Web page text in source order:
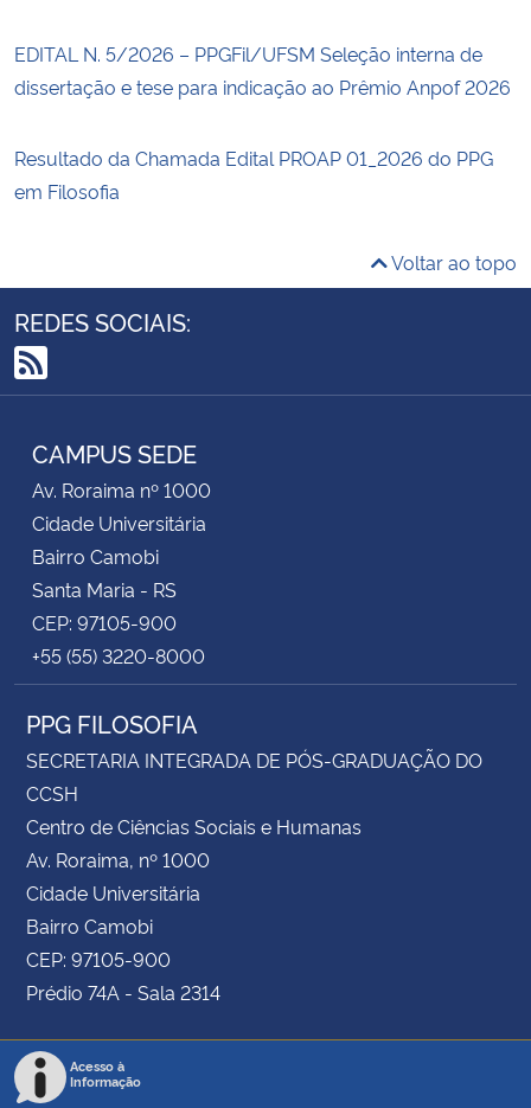
EDITAL N. 5/2026 – PPGFil/UFSM Seleção interna de
dissertação e tese para indicação ao Prêmio Anpof 2026
Resultado da Chamada Edital PROAP 01_2026 do PPG
em Filosofia
Voltar ao topo
REDES SOCIAIS:
RSS
CAMPUS SEDE
Av. Roraima nº 1000
Cidade Universitária
Bairro Camobi
Santa Maria - RS
CEP: 97105-900
+55 (55) 3220-8000
PPG FILOSOFIA
SECRETARIA INTEGRADA DE PÓS-GRADUAÇÃO DO
CCSH
Centro de Ciências Sociais e Humanas
Av. Roraima, nº 1000
Cidade Universitária
Bairro Camobi
CEP: 97105-900
Prédio 74A - Sala 2314
Acesso à
Informação